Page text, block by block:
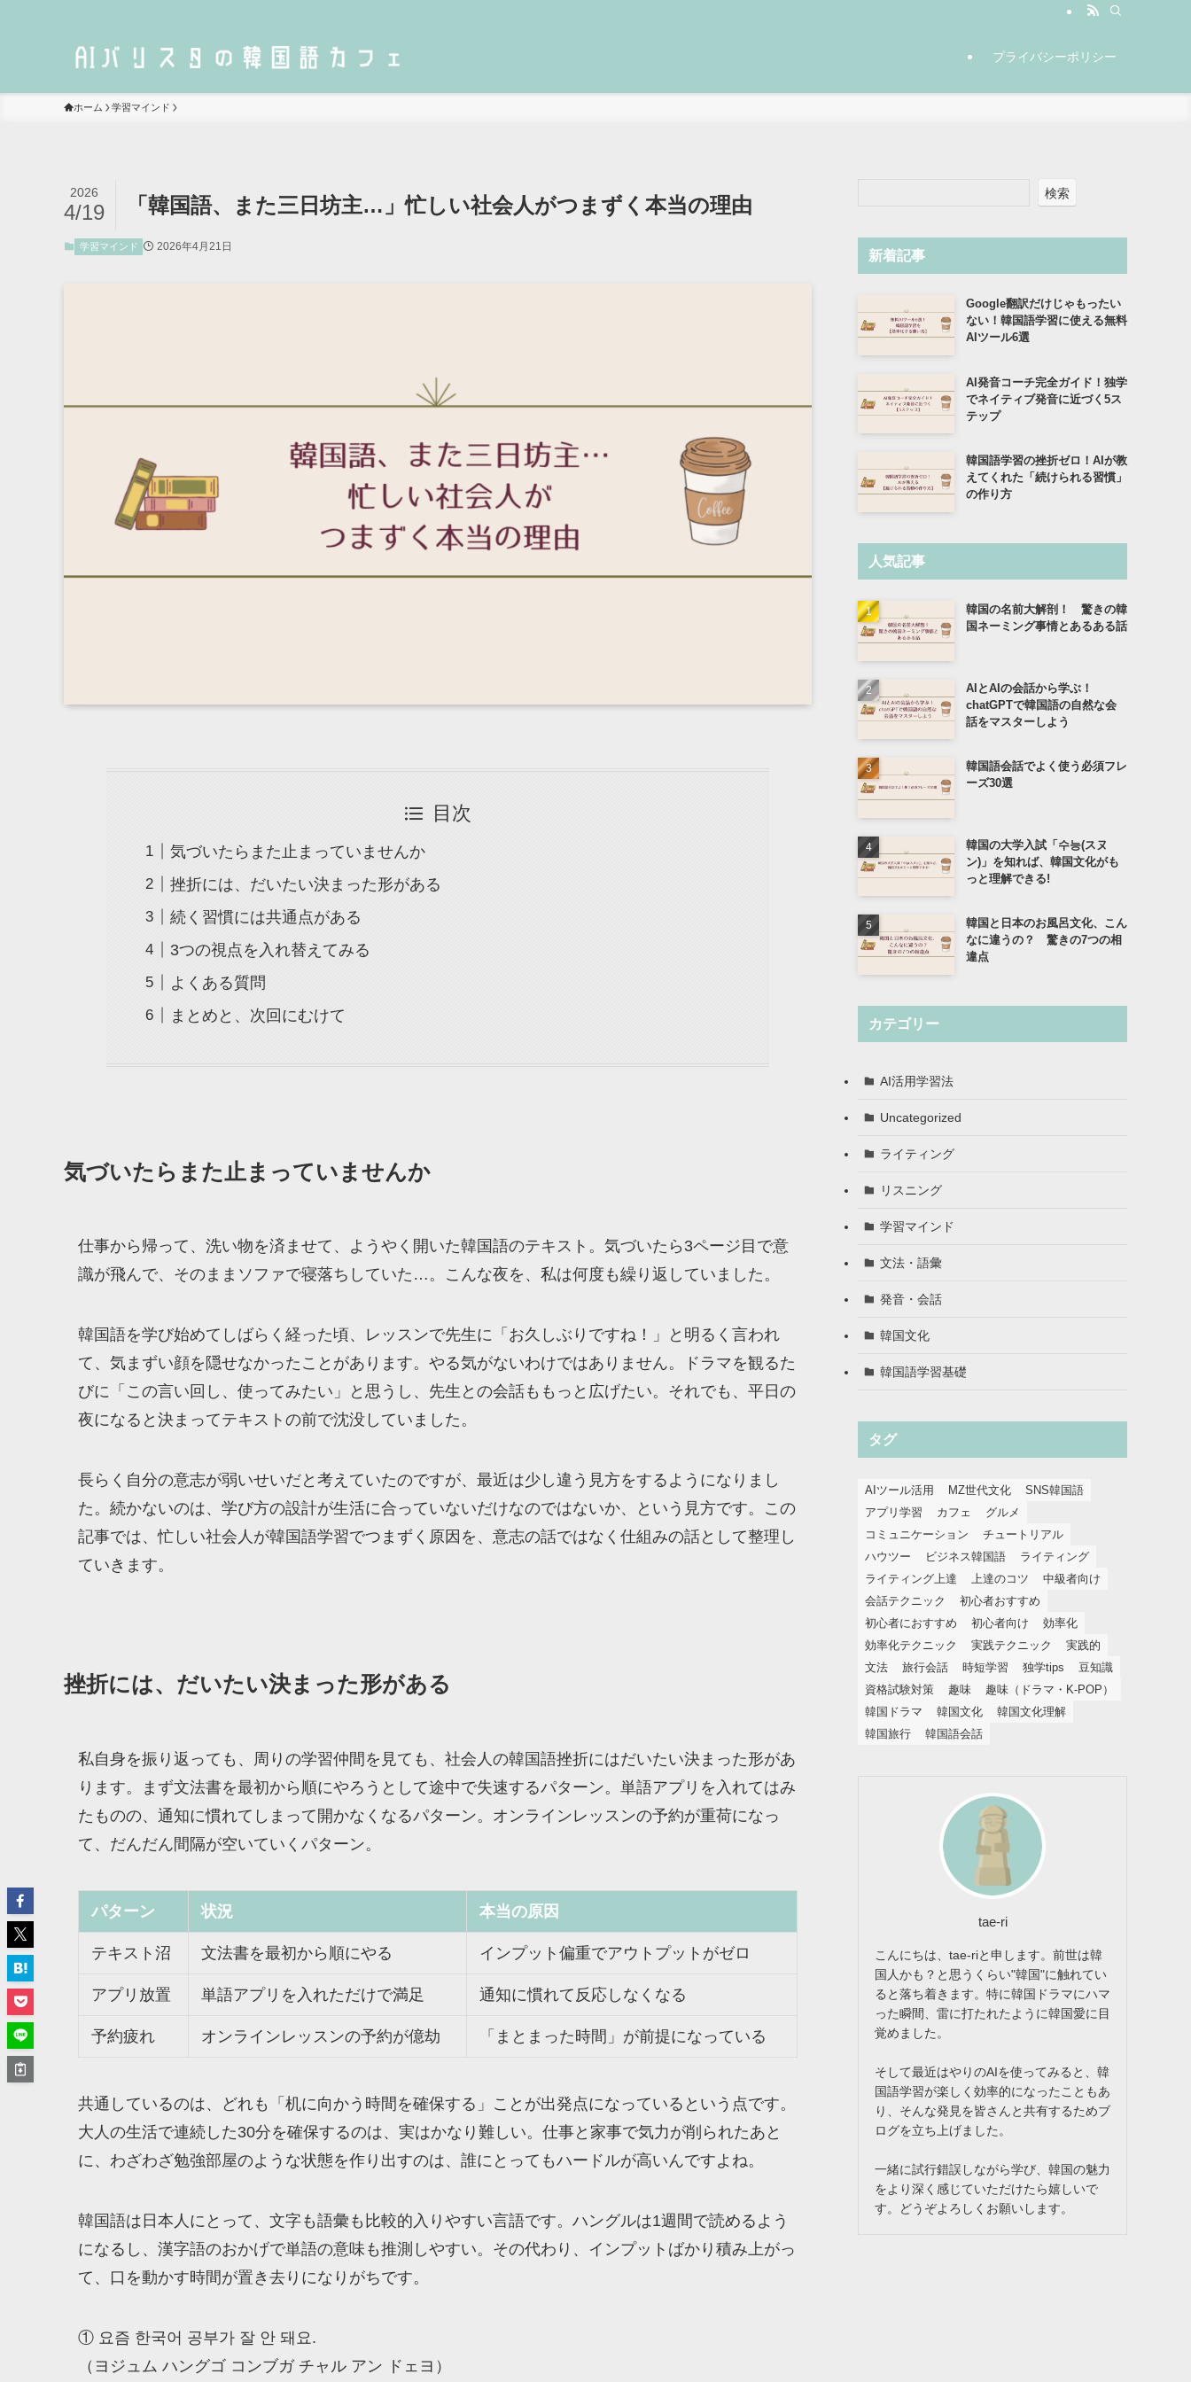
プライバシーポリシー
ホーム 学習マインド
「韓国語、また三日坊主…」忙しい社会人がつまずく本当の理由
2026
4/19
学習マインド 2026年4月21日
目次
気づいたらまた止まっていませんか
挫折には、だいたい決まった形がある
続く習慣には共通点がある
3つの視点を入れ替えてみる
よくある質問
まとめと、次回にむけて
気づいたらまた止まっていませんか
仕事から帰って、洗い物を済ませて、ようやく開いた韓国語のテキスト。気づいたら3ページ目で意
識が飛んで、そのままソファで寝落ちしていた…。こんな夜を、私は何度も繰り返していました。
韓国語を学び始めてしばらく経った頃、レッスンで先生に「お久しぶりですね！」と明るく言われ
て、気まずい顔を隠せなかったことがあります。やる気がないわけではありません。ドラマを観るた
びに「この言い回し、使ってみたい」と思うし、先生との会話ももっと広げたい。それでも、平日の
夜になると決まってテキストの前で沈没していました。
長らく自分の意志が弱いせいだと考えていたのですが、最近は少し違う見方をするようになりまし
た。続かないのは、学び方の設計が生活に合っていないだけなのではないか、という見方です。この
記事では、忙しい社会人が韓国語学習でつまずく原因を、意志の話ではなく仕組みの話として整理し
ていきます。
挫折には、だいたい決まった形がある
私自身を振り返っても、周りの学習仲間を見ても、社会人の韓国語挫折にはだいたい決まった形があ
ります。まず文法書を最初から順にやろうとして途中で失速するパターン。単語アプリを入れてはみ
たものの、通知に慣れてしまって開かなくなるパターン。オンラインレッスンの予約が重荷になっ
て、だんだん間隔が空いていくパターン。
パターン 状況 本当の原因
テキスト沼 文法書を最初から順にやる インプット偏重でアウトプットがゼロ
アプリ放置 単語アプリを入れただけで満足 通知に慣れて反応しなくなる
予約疲れ オンラインレッスンの予約が億劫 「まとまった時間」が前提になっている
共通しているのは、どれも「机に向かう時間を確保する」ことが出発点になっているという点です。
大人の生活で連続した30分を確保するのは、実はかなり難しい。仕事と家事で気力が削られたあと
に、わざわざ勉強部屋のような状態を作り出すのは、誰にとってもハードルが高いんですよね。
韓国語は日本人にとって、文字も語彙も比較的入りやすい言語です。ハングルは1週間で読めるよう
になるし、漢字語のおかげで単語の意味も推測しやすい。その代わり、インプットばかり積み上がっ
て、口を動かす時間が置き去りになりがちです。
① 요즘 한국어 공부가 잘 안 돼요.
（ヨジュム ハングゴ コンブガ チャル アン ドェヨ）
検索
新着記事
Google翻訳だけじゃもったい
ない！韓国語学習に使える無料
AIツール6選
AI発音コーチ完全ガイド！独学
でネイティブ発音に近づく5ス
テップ
韓国語学習の挫折ゼロ！AIが教
えてくれた「続けられる習慣」
の作り方
人気記事
韓国の名前大解剖！ 驚きの韓
国ネーミング事情とあるある話
AIとAIの会話から学ぶ！
chatGPTで韓国語の自然な会
話をマスターしよう
韓国語会話でよく使う必須フレ
ーズ30選
韓国の大学入試「수능(スヌ
ン)」を知れば、韓国文化がも
っと理解できる!
韓国と日本のお風呂文化、こん
なに違うの？ 驚きの7つの相
違点
カテゴリー
AI活用学習法
Uncategorized
ライティング
リスニング
学習マインド
文法・語彙
発音・会話
韓国文化
韓国語学習基礎
タグ
AIツール活用 MZ世代文化
SNS韓国語
アプリ学習
カフェ
グルメ
コミュニケーション
チュートリアル
ハウツー
ビジネス韓国語
ライティング
ライティング上達
上達のコツ
中級者向け
会話テクニック
初心者おすすめ
初心者におすすめ
初心者向け
効率化
効率化テクニック
実践テクニック
実践的
文法
旅行会話 時短学習 独学tips
豆知識
資格試験対策
趣味
趣味（ドラマ・K-POP）
韓国ドラマ
韓国文化
韓国文化理解
韓国旅行
韓国語会話
tae-ri
こんにちは、tae-riと申します。前世は韓
国人かも？と思うくらい"韓国"に触れてい
ると落ち着きます。特に韓国ドラマにハマ
った瞬間、雷に打たれたように韓国愛に目
覚めました。
そして最近はやりのAIを使ってみると、韓
国語学習が楽しく効率的になったこともあ
り、そんな発見を皆さんと共有するためブ
ログを立ち上げました。
一緒に試行錯誤しながら学び、韓国の魅力
をより深く感じていただけたら嬉しいで
す。どうぞよろしくお願いします。